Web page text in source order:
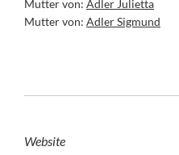
Mutter von: Adler Julietta
Mutter von: Adler Sigmund
Website